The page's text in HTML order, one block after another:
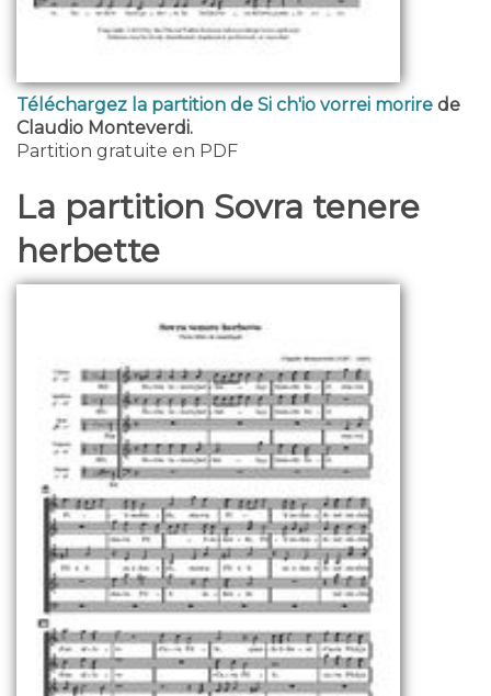
Téléchargez la partition de Si ch'io vorrei morire de
Claudio Monteverdi.
Partition gratuite en PDF
La partition Sovra tenere
herbette